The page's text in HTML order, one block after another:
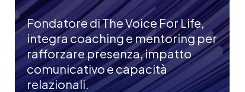
Fondatore di The Voice For Life,
integra coaching e mentoring per
rafforzare presenza, impatto
comunicativo e capacità
relazionali.